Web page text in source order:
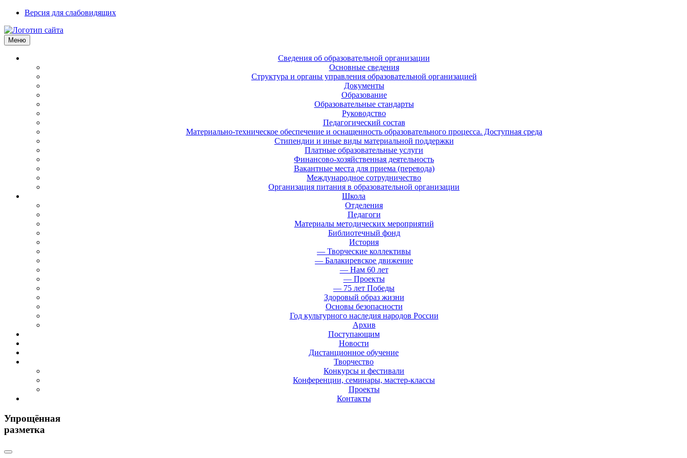
Версия для слабовидящих
Меню
Сведения об образовательной организации
Основные сведения
Структура и органы управления образовательной организацией
Документы
Образование
Образовательные стандарты
Руководство
Педагогический состав
Материально-техническое обеспечение и оснащенность образовательного процесса. Доступная среда
Стипендии и иные виды материальной поддержки
Платные образовательные услуги
Финансово-хозяйственная деятельность
Вакантные места для приема (перевода)
Международное сотрудничество
Организация питания в образовательной организации
Школа
Отделения
Педагоги
Материалы методических мероприятий
Библиотечный фонд
История
— Творческие коллективы
— Балакиревское движение
— Нам 60 лет
— Проекты
— 75 лет Победы
Здоровый образ жизни
Основы безопасности
Год культурного наследия народов России
Архив
Поступающим
Новости
Дистанционное обучение
Творчество
Конкурсы и фестивали
Конференции, семинары, мастер-классы
Проекты
Контакты
Упрощённая
разметка